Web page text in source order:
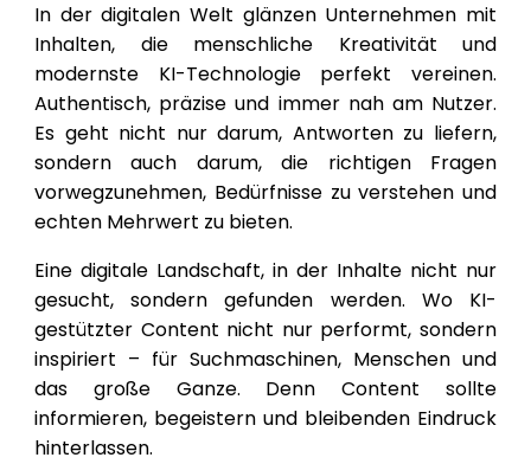
In der digitalen Welt glänzen Unternehmen mit
Inhalten, die menschliche Kreativität und
modernste KI-Technologie perfekt vereinen.
Authentisch, präzise und immer nah am Nutzer.
Es geht nicht nur darum, Antworten zu liefern,
sondern auch darum, die richtigen Fragen
vorwegzunehmen, Bedürfnisse zu verstehen und
echten Mehrwert zu bieten.
Eine digitale Landschaft, in der Inhalte nicht nur
gesucht, sondern gefunden werden. Wo KI-
gestützter Content nicht nur performt, sondern
inspiriert – für Suchmaschinen, Menschen und
das große Ganze. Denn Content sollte
informieren, begeistern und bleibenden Eindruck
hinterlassen.